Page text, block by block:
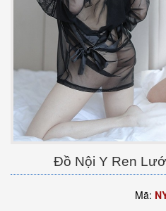
Đồ Nội Y Ren
Mã: